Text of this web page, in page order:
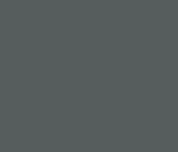
elettronica)